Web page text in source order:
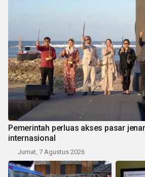
Pemerintah perluas akses pasar
internasional
Jumat, 7 Agustus 2026